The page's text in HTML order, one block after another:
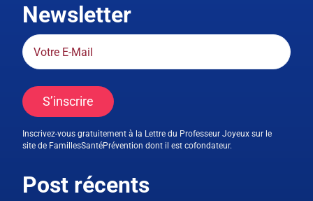
Newsletter
S’inscrire
Inscrivez-vous gratuitement à la Lettre du Professeur Joyeux sur le
site de FamillesSantéPrévention dont il est cofondateur.
Post récents